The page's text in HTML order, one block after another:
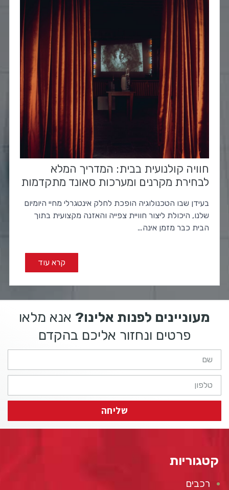
חוויה קולנועית בבית: המדריך המלא
לבחירת מקרנים ומערכות סאונד מתקדמות
בעידן שבו הטכנולוגיה הופכת לחלק אינטגרלי מחיי היומיום
שלנו, היכולת ליצור חוויית צפייה והאזנה מקצועית בתוך
הבית כבר מזמן אינה…
קרא עוד
מעוניינים לפנות אלינו? אנא מלאו
פרטים ונחזור אליכם בהקדם
שליחה
קטגוריות
רכבים